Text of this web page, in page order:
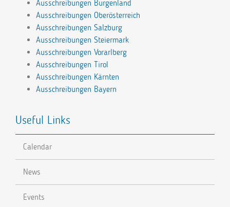
Ausschreibungen Burgenland
Ausschreibungen Oberösterreich
Ausschreibungen Salzburg
Ausschreibungen Steiermark
Ausschreibungen Vorarlberg
Ausschreibungen Tirol
Ausschreibungen Kärnten
Ausschreibungen Bayern
Useful Links
Calendar
News
Events